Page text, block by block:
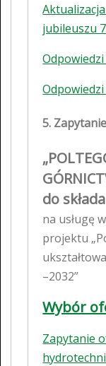
jubileuszu
5.
do
na usługę
projektu
–2032”
Wybór
Zapytanie